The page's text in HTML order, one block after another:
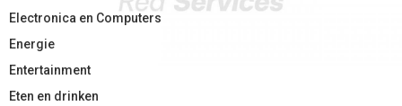
Electronica en Computers
Energie
Entertainment
Eten en drinken